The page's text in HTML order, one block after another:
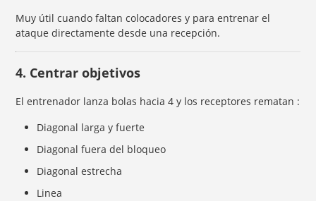
Muy útil cuando faltan colocadores y para entrenar el
ataque directamente desde una recepción.
4. Centrar objetivos
El entrenador lanza bolas hacia 4 y los receptores rematan :
Diagonal larga y fuerte
Diagonal fuera del bloqueo
Diagonal estrecha
Linea